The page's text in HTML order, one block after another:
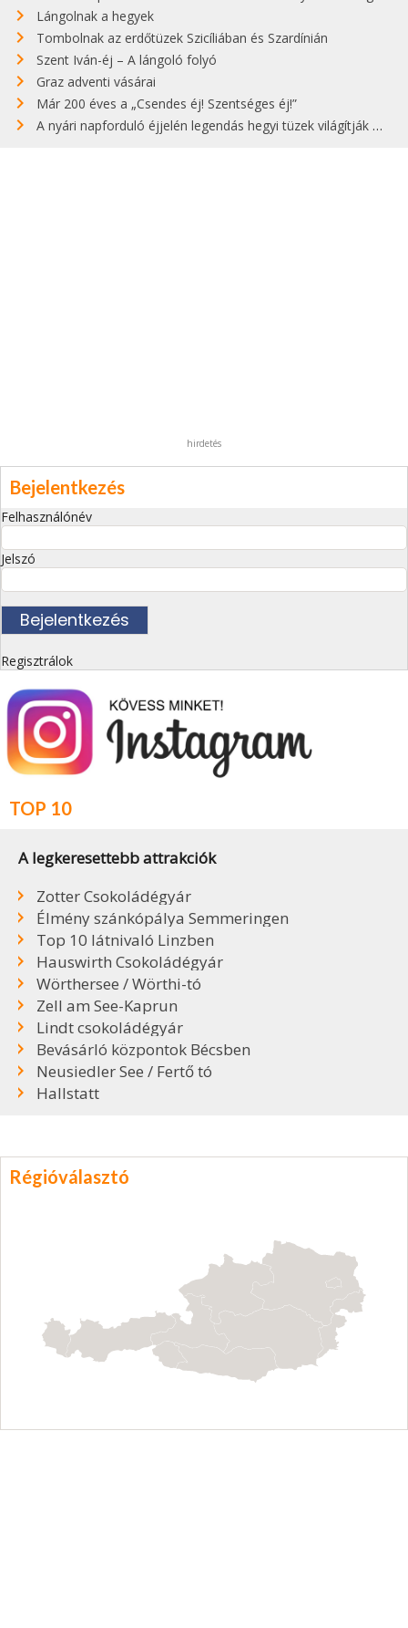
Lángolnak a hegyek
Tombolnak az erdőtüzek Szicíliában és Szardínián
Szent Iván-éj – A lángoló folyó
Graz adventi vásárai
Már 200 éves a „Csendes éj! Szentséges éj!”
A nyári napforduló éjjelén legendás hegyi tüzek világítják meg Zugspitzét
hirdetés
Bejelentkezés
Felhasználónév
Jelszó
Regisztrálok
TOP 10
A legkeresettebb attrakciók
Zotter Csokoládégyár
Élmény szánkópálya Semmeringen
Top 10 látnivaló Linzben
Hauswirth Csokoládégyár
Wörthersee / Wörthi-tó
Zell am See-Kaprun
Lindt csokoládégyár
Bevásárló központok Bécsben
Neusiedler See / Fertő tó
Hallstatt
Régióválasztó